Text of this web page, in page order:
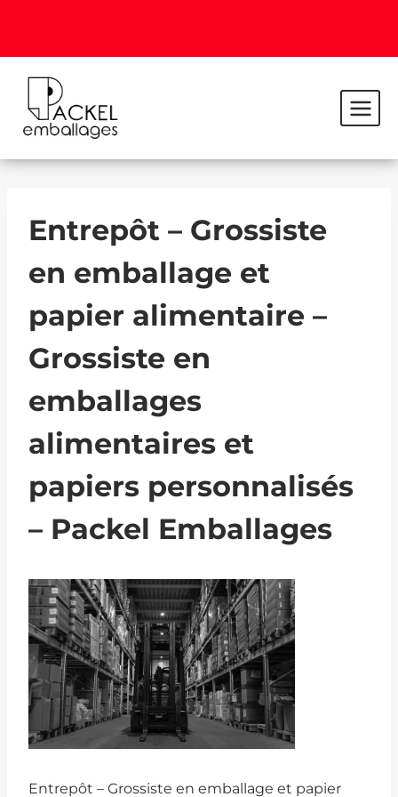
Entrepôt – Grossiste
en emballage et
papier alimentaire –
Grossiste en
emballages
alimentaires et
papiers personnalisés
– Packel Emballages
Entrepôt – Grossiste en emballage et papier